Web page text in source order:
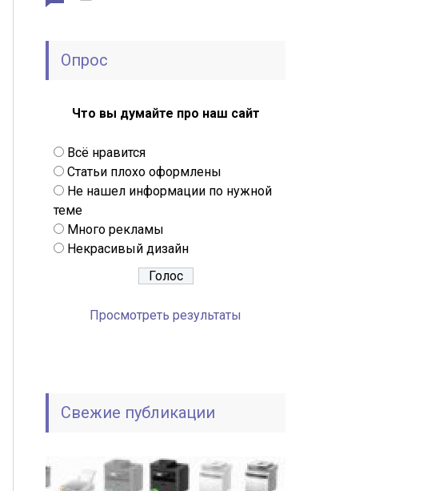
Опрос
Что вы думайте про наш сайт
Всё нравится
Статьи плохо оформлены
Не нашел информации по нужной
теме
Много рекламы
Некрасивый дизайн
Просмотреть результаты
Свежие публикации